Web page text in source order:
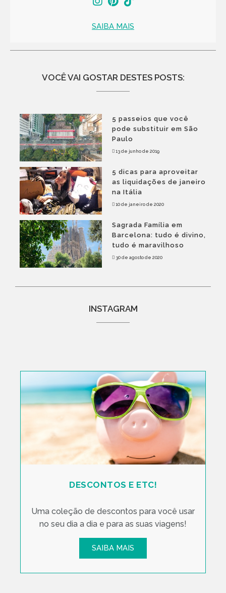
SAIBA MAIS
VOCÊ VAI GOSTAR DESTES POSTS:
5 passeios que você
pode substituir em São
Paulo
13 de junho de 2019
5 dicas para aproveitar
as liquidações de janeiro
na Itália
10 de janeiro de 2020
Sagrada Família em
Barcelona: tudo é divino,
tudo é maravilhoso
30 de agosto de 2020
INSTAGRAM
DESCONTOS E ETC!
Uma coleção de descontos para você usar
no seu dia a dia e para as suas viagens!
SAIBA MAIS